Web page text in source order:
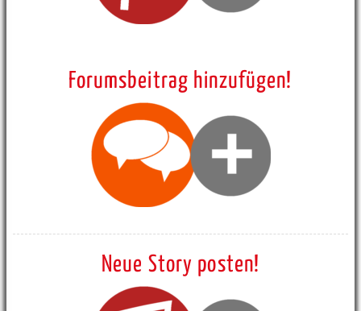
Forumsbeitrag hinzufügen!
Neue Story posten!